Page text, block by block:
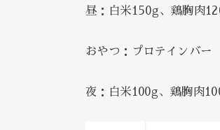
昼：白米150g、鶏胸肉
おやつ：プロテインバー
夜：白米100g、鶏胸肉